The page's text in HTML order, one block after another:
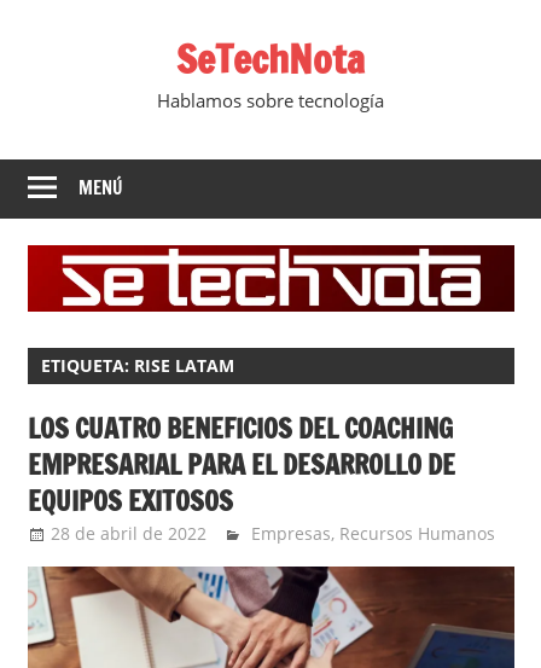
SeTechNota
Hablamos sobre tecnología
MENÚ
ETIQUETA: RISE LATAM
LOS CUATRO BENEFICIOS DEL COACHING
EMPRESARIAL PARA EL DESARROLLO DE
EQUIPOS EXITOSOS
28 de abril de 2022 Ernesto Herrera
Empresas, Recursos Humanos